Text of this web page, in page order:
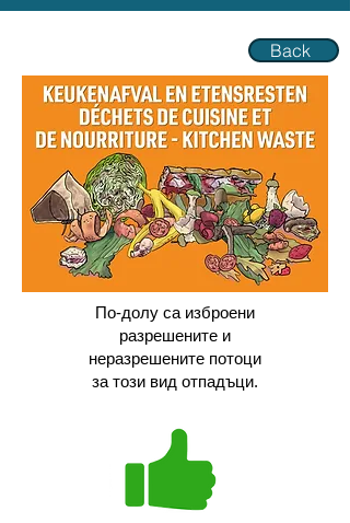
Back
По-долу са изброени
разрешените и
неразрешените потоци
за този вид отпадъци.